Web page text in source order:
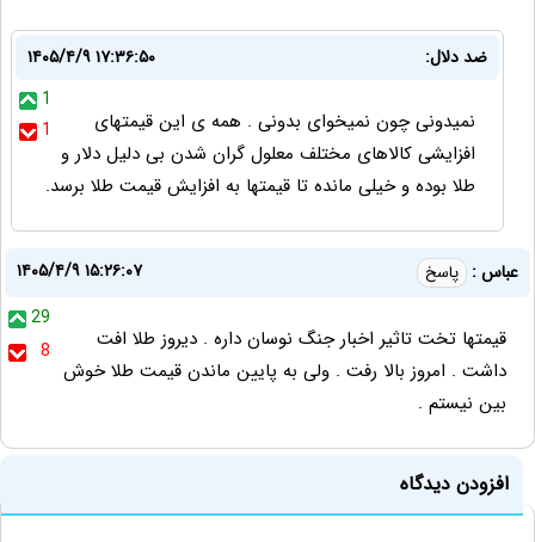
ضد دلال:
۱۴۰۵/۴/۹ ۱۷:۳۶:۵۰
1
1
نمیدونی چون نمیخوای بدونی . همه ی این قیمتهای
افزایشی کالاهای مختلف معلول گران شدن بی دلیل دلار و
طلا بوده و خیلی مانده تا قیمتها به افزایش قیمت طلا برسد.
عباس : پاسخ
۱۴۰۵/۴/۹ ۱۵:۲۶:۰۷
29
8
قیمتها تخت تاثیر اخبار جنگ نوسان داره . دیروز طلا افت
داشت . امروز بالا رفت . ولی به پایین ماندن قیمت طلا خوش
بین نیستم .
افزودن دیدگاه